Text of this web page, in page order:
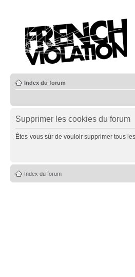
Index du forum
Supprimer les cookies du forum
Êtes-vous sûr de vouloir supprimer tous
Index du forum